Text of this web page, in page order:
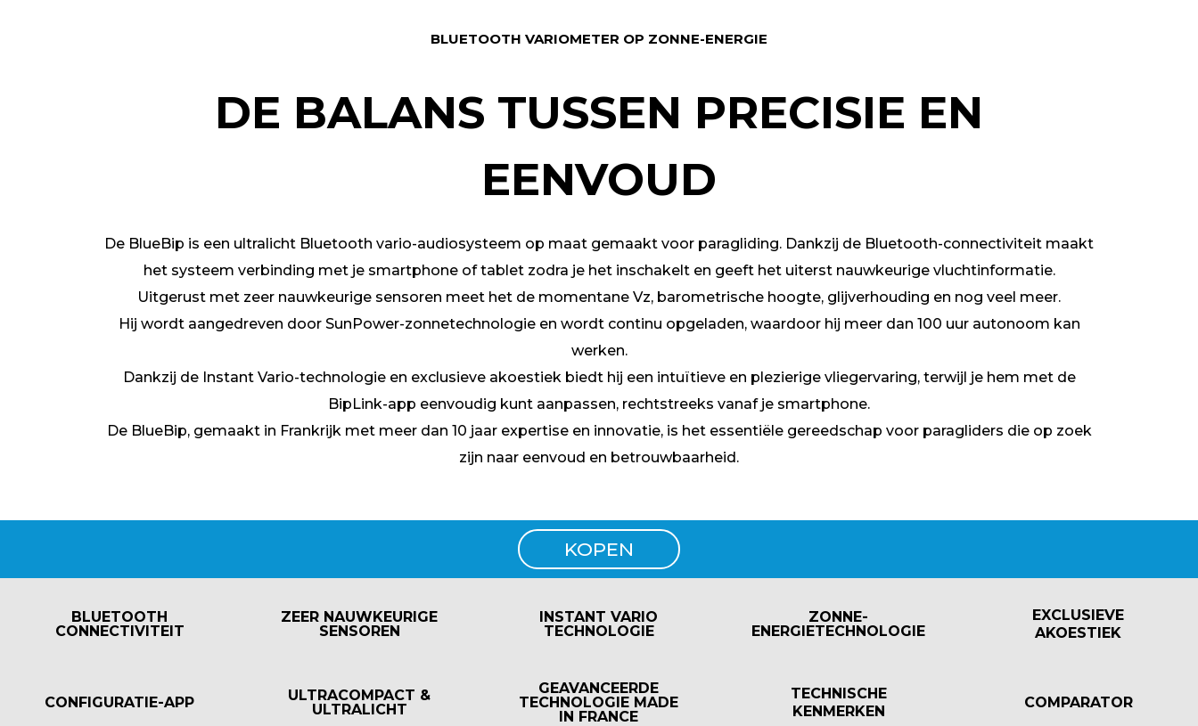
BLUETOOTH VARIOMETER OP ZONNE-ENERGIE
DE BALANS TUSSEN PRECISIE EN
EENVOUD
De BlueBip is een ultralicht Bluetooth vario-audiosysteem op maat gemaakt voor paragliding. Dankzij de Bluetooth-connectiviteit maakt
het systeem verbinding met je smartphone of tablet zodra je het inschakelt en geeft het uiterst nauwkeurige vluchtinformatie.
Uitgerust met zeer nauwkeurige sensoren meet het de momentane Vz, barometrische hoogte, glijverhouding en nog veel meer.
Hij wordt aangedreven door SunPower-zonnetechnologie en wordt continu opgeladen, waardoor hij meer dan 100 uur autonoom kan
werken.
Dankzij de Instant Vario-technologie en exclusieve akoestiek biedt hij een intuïtieve en plezierige vliegervaring, terwijl je hem met de
BipLink-app eenvoudig kunt aanpassen, rechtstreeks vanaf je smartphone.
De BlueBip, gemaakt in Frankrijk met meer dan 10 jaar expertise en innovatie, is het essentiële gereedschap voor paragliders die op zoek
zijn naar eenvoud en betrouwbaarheid.
KOPEN
BLUETOOTH
CONNECTIVITEIT
ZEER NAUWKEURIGE
SENSOREN
INSTANT VARIO
TECHNOLOGIE
ZONNE-
ENERGIETECHNOLOGIE
EXCLUSIEVE
AKOESTIEK
CONFIGURATIE-APP
ULTRACOMPACT &
ULTRALICHT
GEAVANCEERDE
TECHNOLOGIE MADE
IN FRANCE
TECHNISCHE
KENMERKEN
COMPARATOR